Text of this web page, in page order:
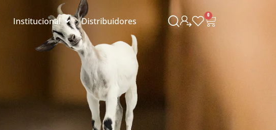
Institucional Distribuidores
0